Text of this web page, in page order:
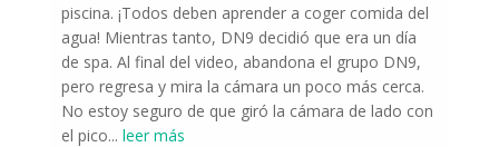
piscina. ¡Todos deben aprender a coger comida del
agua! Mientras tanto, DN9 decidió que era un día
de spa. Al final del video, abandona el grupo DN9,
pero regresa y mira la cámara un poco más cerca.
No estoy seguro de que giró la cámara de lado con
el pico... leer más